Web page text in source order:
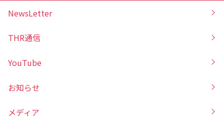
NewsLetter
THR通信
YouTube
お知らせ
メディア